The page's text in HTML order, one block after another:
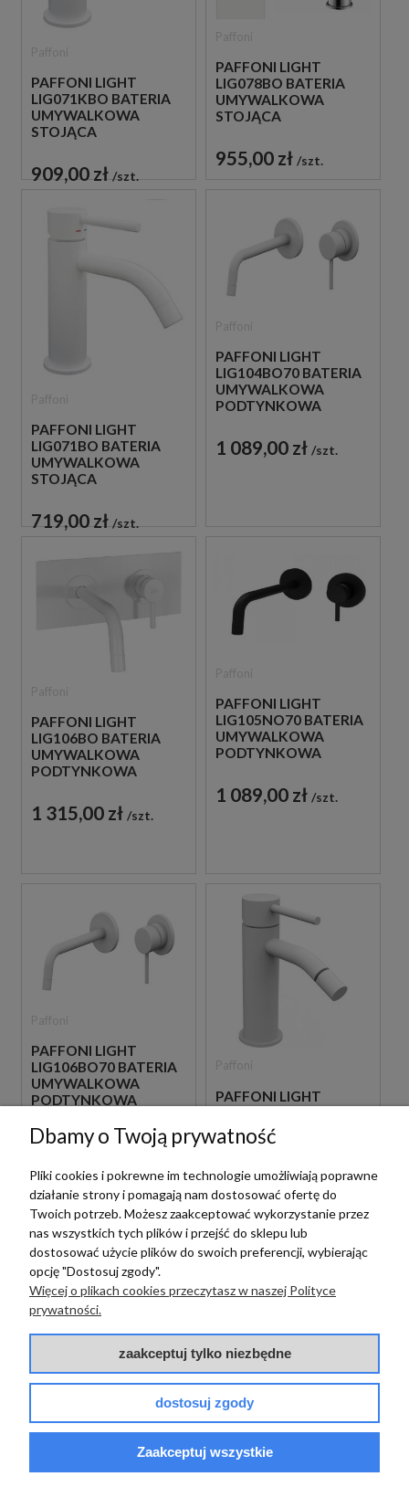
PAFFONI LIGHT
LIG071KBO BATERIA
UMYWALKOWA
STOJĄCA
BIAŁA
909,00 zł szt.
PAFFONI LIGHT
LIG078BO BATERIA
UMYWALKOWA
STOJĄCA
BIAŁA
955,00 zł szt.
PAFFONI LIGHT
LIG071BO BATERIA
UMYWALKOWA
STOJĄCA
BIAŁA
719,00 zł szt.
PAFFONI LIGHT
LIG104BO70 BATERIA
UMYWALKOWA
PODTYNKOWA
BIAŁA
1 089,00 zł szt.
PAFFONI LIGHT
LIG106BO BATERIA
UMYWALKOWA
PODTYNKOWA
BIAŁA
1 315,00 zł szt.
PAFFONI LIGHT
LIG105NO70 BATERIA
UMYWALKOWA
PODTYNKOWA
CZARNA
1 089,00 zł szt.
PAFFONI LIGHT
LIG106BO70 BATERIA
UMYWALKOWA
PODTYNKOWA
BIAŁA
1 089,00 zł szt.
PAFFONI LIGHT
BIDETOWA STOJĄCA
JEDNOUCHWYTOWA
719,00 zł szt.
UMYWALKOWA
PAFFONI LIGHT
Dbamy o Twoją prywatność
Pliki cookies i pokrewne im technologie umożliwiają poprawne
działanie strony i pomagają nam dostosować ofertę do
Twoich potrzeb. Możesz zaakceptować wykorzystanie przez
nas wszystkich tych plików i przejść do sklepu lub
dostosować użycie plików do swoich preferencji, wybierając
opcję "Dostosuj zgody".
Więcej o plikach cookies przeczytasz w naszej Polityce
prywatności.
zaakceptuj tylko niezbędne
dostosuj zgody
Zaakceptuj wszystkie